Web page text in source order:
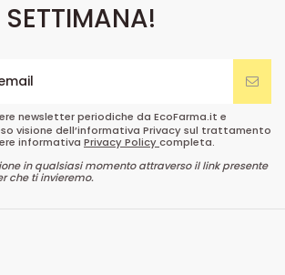
SETTIMANA!
newsletter periodiche da EcoFarma.it e
visione dell’informativa Privacy sul trattamento
informativa Privacy Policycompleta.
in qualsiasi momento attraverso il link presente
che ti invieremo.